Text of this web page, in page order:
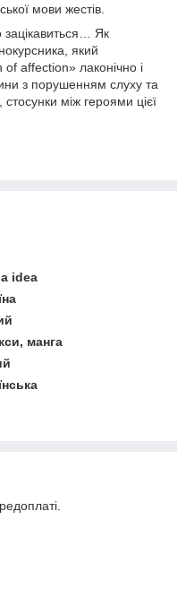
мови жестів.
Як
який
affection» лаконічно і
з порушенням слуху та
між героями цієї
idea
манга